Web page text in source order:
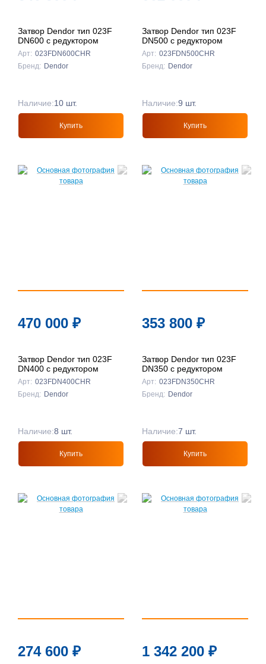
Затвор Dendor тип 023F
DN600 с редуктором
Арт: 023FDN600CHR
Бренд: Dendor
Наличие:10 шт.
Купить
Затвор Dendor тип 023F
DN500 с редуктором
Арт: 023FDN500CHR
Бренд: Dendor
Наличие:9 шт.
Купить
470 000 ₽
Затвор Dendor тип 023F
DN400 с редуктором
Арт: 023FDN400CHR
Бренд: Dendor
Наличие:8 шт.
Купить
353 800 ₽
Затвор Dendor тип 023F
DN350 с редуктором
Арт: 023FDN350CHR
Бренд: Dendor
Наличие:7 шт.
Купить
274 600 ₽ 1 342 200 ₽